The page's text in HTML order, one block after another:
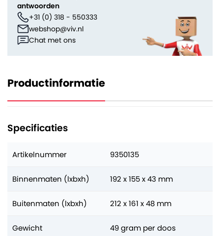
antwoorden
+31 (0) 318 - 550333
webshop@viv.nl
Chat met ons
Productinformatie
Specificaties
Artikelnummer 9350135
Binnenmaten (lxbxh) 192 x 155 x 43 mm
Buitenmaten (lxbxh) 212 x 161 x 48 mm
Gewicht 49 gram per doos